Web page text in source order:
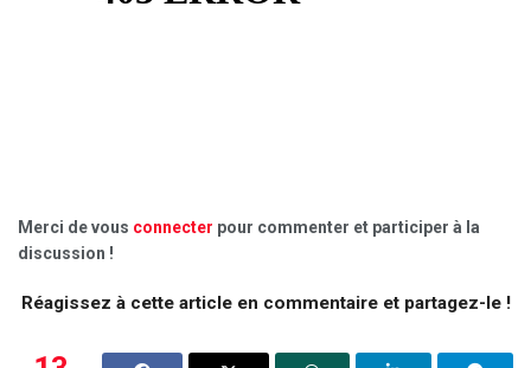
Merci de vous connecter pour commenter et participer à la
discussion !
Réagissez à cette article en commentaire et partagez-le !